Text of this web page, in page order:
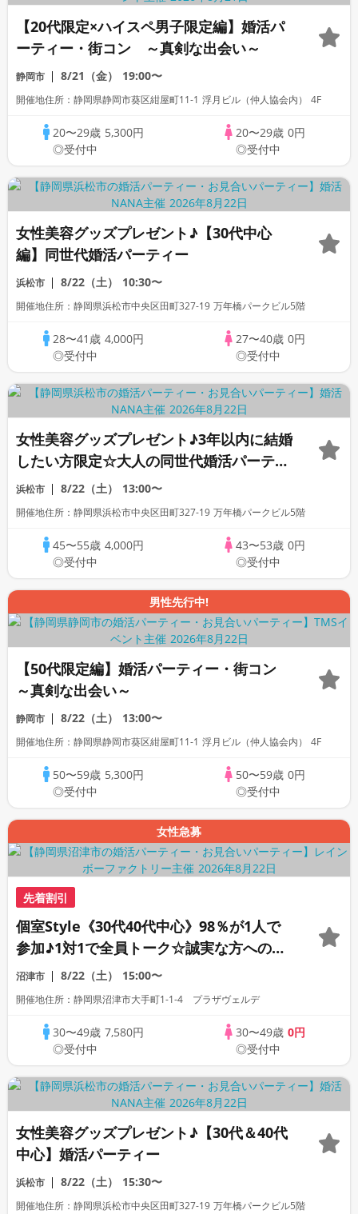
【20代限定×ハイスペ男子限定編】婚活パ
ーティー・街コン ～真剣な出会い～
静岡市 8/21（金） 19:00〜
開催地住所：静岡県静岡市葵区紺屋町11-1 浮月ビル（仲人協会内） 4F
20〜29歳 5,300円
◎受付中
20〜29歳 0円
◎受付中
女性美容グッズプレゼント♪【30代中心
編】同世代婚活パーティー
浜松市 8/22（土） 10:30〜
開催地住所：静岡県浜松市中央区田町327-19 万年橋パークビル5階
28〜41歳 4,000円
◎受付中
27〜40歳 0円
◎受付中
女性美容グッズプレゼント♪3年以内に結婚
したい方限定☆大人の同世代婚活パーティ
ー
浜松市 8/22（土） 13:00〜
開催地住所：静岡県浜松市中央区田町327-19 万年橋パークビル5階
45〜55歳 4,000円
◎受付中
43〜53歳 0円
◎受付中
男性先行中!
【50代限定編】婚活パーティー・街コン
～真剣な出会い～
静岡市 8/22（土） 13:00〜
開催地住所：静岡県静岡市葵区紺屋町11-1 浮月ビル（仲人協会内） 4F
50〜59歳 5,300円
◎受付中
50〜59歳 0円
◎受付中
女性急募
先着割引
個室Style《30代40代中心》98％が1人で
参加♪1対1で全員トーク☆誠実な方への婚
活パーティー
沼津市 8/22（土） 15:00〜
開催地住所：静岡県沼津市大手町1-1-4 プラザヴェルデ
30〜49歳 7,580円
◎受付中
30〜49歳 0円
◎受付中
女性美容グッズプレゼント♪【30代＆40代
中心】婚活パーティー
浜松市 8/22（土） 15:30〜
開催地住所：静岡県浜松市中央区田町327-19 万年橋パークビル5階